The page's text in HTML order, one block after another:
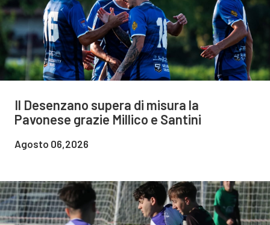
Il Desenzano supera di misura la
Pavonese grazie Millico e Santini
Agosto 06,2026